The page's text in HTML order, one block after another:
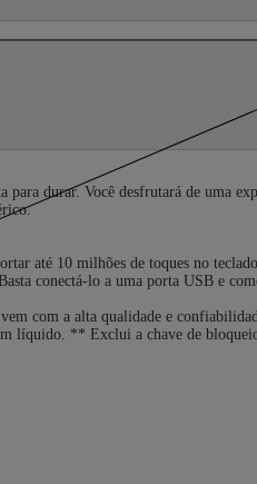
durar. Você desfrutará de uma
até 10 milhões de toques no
conectá-lo a uma porta USB e
com a alta qualidade e
líquido. ** Exclui a chave de